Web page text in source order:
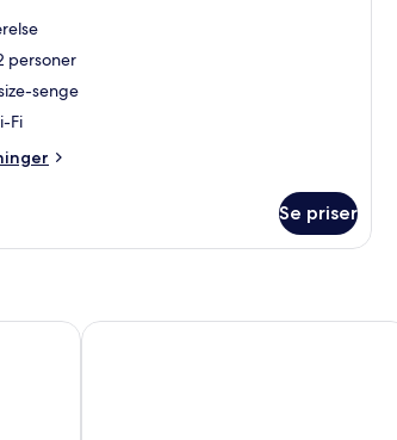
personer
senge
Fi
Se priser
The Palm Hotel Kafr El-Sheikh